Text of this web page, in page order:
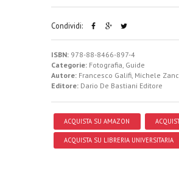
Condividi:
ISBN: 978-88-8466-897-4
Categorie: Fotografia, Guide
Autore: Francesco Galifi, Michele
Editore: Dario De Bastiani Editore
ACQUISTA SU AMAZON
ACQUISTA SU LIBRERIA UNIVERSITARIA